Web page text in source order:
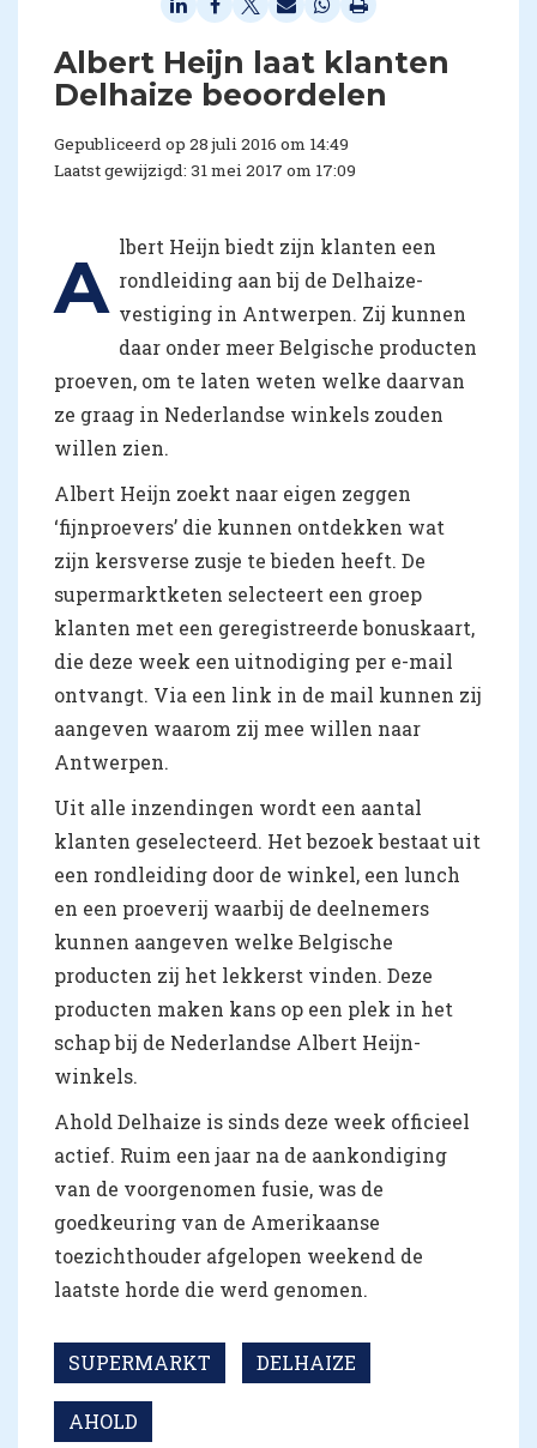
Albert Heijn laat klanten
Delhaize beoordelen
Gepubliceerd op 28 juli 2016 om 14:49
Laatst gewijzigd: 31 mei 2017 om 17:09
A lbert Heijn biedt zijn klanten een
rondleiding aan bij de Delhaize-
vestiging in Antwerpen. Zij kunnen
daar onder meer Belgische producten
proeven, om te laten weten welke daarvan
ze graag in Nederlandse winkels zouden
willen zien.
Albert Heijn zoekt naar eigen zeggen
‘fijnproevers’ die kunnen ontdekken wat
zijn kersverse zusje te bieden heeft. De
supermarktketen selecteert een groep
klanten met een geregistreerde bonuskaart,
die deze week een uitnodiging per e-mail
ontvangt. Via een link in de mail kunnen zij
aangeven waarom zij mee willen naar
Antwerpen.
Uit alle inzendingen wordt een aantal
klanten geselecteerd. Het bezoek bestaat uit
een rondleiding door de winkel, een lunch
en een proeverij waarbij de deelnemers
kunnen aangeven welke Belgische
producten zij het lekkerst vinden. Deze
producten maken kans op een plek in het
schap bij de Nederlandse Albert Heijn-
winkels.
Ahold Delhaize is sinds deze week officieel
actief. Ruim een jaar na de aankondiging
van de voorgenomen fusie, was de
goedkeuring van de Amerikaanse
toezichthouder afgelopen weekend de
laatste horde die werd genomen.
SUPERMARKT DELHAIZE
AHOLD